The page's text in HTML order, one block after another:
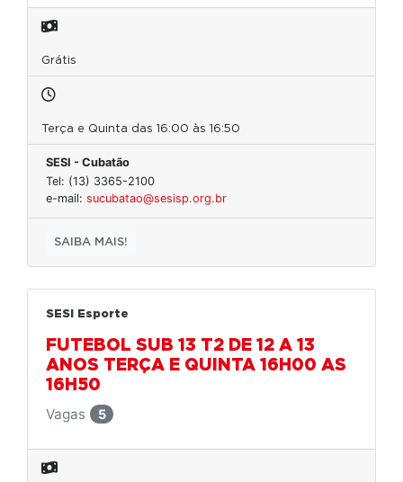
Grátis
Terça e Quinta das 16:00 às 16:50
SESI - Cubatão
Tel: (13) 3365-2100
e-mail: sucubatao@sesisp.org.br
SAIBA MAIS!
SESI Esporte
FUTEBOL SUB 13 T2 DE 12 A 13
ANOS TERÇA E QUINTA 16H00 AS
16H50
Vagas
5